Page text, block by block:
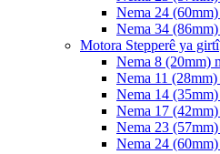
Nema 24
Nema 34
Motora Stepperê ya girtî
Nema 8 (20mm)
Nema 11
Nema 14
Nema 17
Nema 23
Nema 24